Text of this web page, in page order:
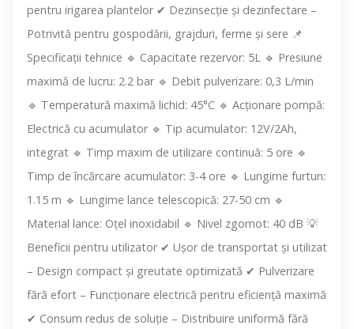
pentru irigarea plantelor ✔ Dezinsecție și dezinfectare –
Potrivită pentru gospodării, grajduri, ferme și sere 📌
Specificații tehnice 🔹 Capacitate rezervor: 5L 🔹 Presiune
maximă de lucru: 2.2 bar 🔹 Debit pulverizare: 0,3 L/min
🔹 Temperatură maximă lichid: 45°C 🔹 Acționare pompă:
Electrică cu acumulator 🔹 Tip acumulator: 12V/2Ah,
integrat 🔹 Timp maxim de utilizare continuă: 5 ore 🔹
Timp de încărcare acumulator: 3-4 ore 🔹 Lungime furtun:
1.15 m 🔹 Lungime lance telescopică: 27-50 cm 🔹
Material lance: Oțel inoxidabil 🔹 Nivel zgomot: 40 dB 💡
Beneficii pentru utilizator ✔ Ușor de transportat și utilizat
– Design compact și greutate optimizată ✔ Pulverizare
fără efort – Funcționare electrică pentru eficiență maximă
✔ Consum redus de soluție – Distribuire uniformă fără